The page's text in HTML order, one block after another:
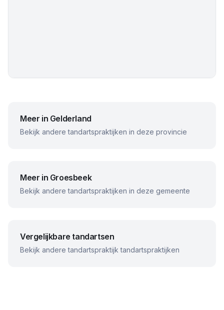
Meer in Gelderland
Bekijk andere tandartspraktijken in deze provincie
Meer in Groesbeek
Bekijk andere tandartspraktijken in deze gemeente
Vergelijkbare tandartsen
Bekijk anderetandartspraktijk tandartspraktijken